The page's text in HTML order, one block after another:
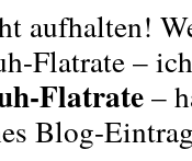
aufhalten!
Flatrate –
Flatrate–
Blog-